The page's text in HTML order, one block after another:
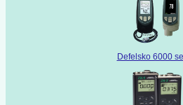
Defelsko 6000